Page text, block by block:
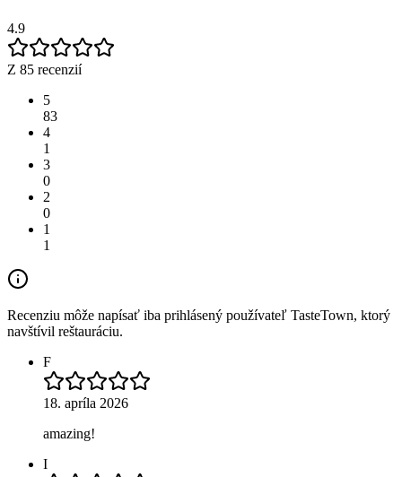
4.9
Z 85 recenzií
5
83
4
1
3
0
2
0
1
1
Recenziu môže napísať iba prihlásený používateľ TasteTown, ktorý
navštívil reštauráciu.
F
18. apríla 2026
amazing!
I